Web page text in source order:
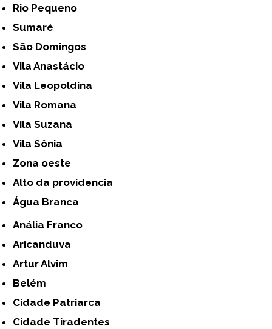
Rio Pequeno
Sumaré
São Domingos
Vila Anastácio
Vila Leopoldina
Vila Romana
Vila Suzana
Vila Sônia
Zona oeste
alto da providencia
Água Branca
Anália Franco
Aricanduva
Artur Alvim
Belém
Cidade Patriarca
Cidade Tiradentes